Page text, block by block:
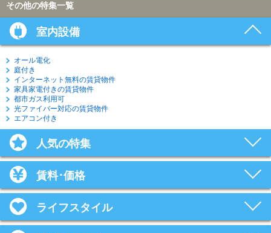
その他の特集一覧
室内設備
オール電化
庭付き
インターネット無料の賃貸物件
家具家電付きの賃貸物件
都市ガス利用可
光ファイバー対応の賃貸物件
エアコン付き
人気の特集
賃料･価格
ライフスタイル